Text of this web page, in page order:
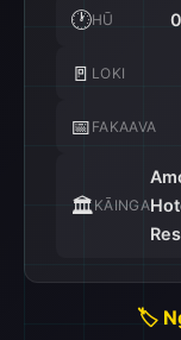
🕐HŪ
🚪 LOKI
📅 FAKAAVA
🏛️KĀINGA
🏷️